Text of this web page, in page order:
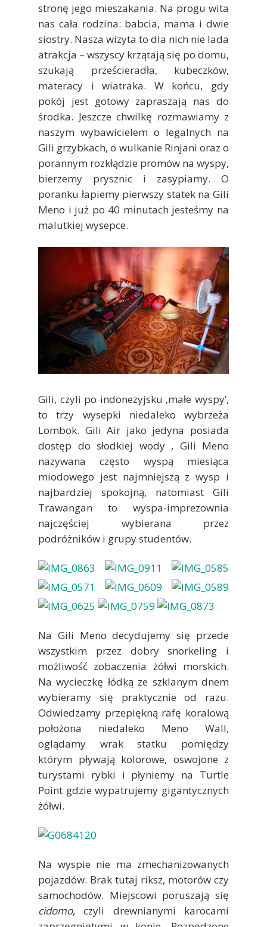
stronę jego mieszakania. Na progu wita
nas cała rodzina: babcia, mama i dwie
siostry. Nasza wizyta to dla nich nie lada
atrakcja – wszyscy krzątają się po domu,
szukają prześcieradła, kubeczków,
materacy i wiatraka. W końcu, gdy
pokój jest gotowy zapraszają nas do
środka. Jeszcze chwilkę rozmawiamy z
naszym wybawicielem o legalnych na
Gili grzybkach, o wulkanie Rinjani oraz o
porannym rozkłądzie promów na wyspy,
bierzemy prysznic i zasypiamy. O
poranku łapiemy pierwszy statek na Gili
Meno i już po 40 minutach jesteśmy na
malutkiej wysepce.
Gili, czyli po indonezyjsku ‚małe wyspy’,
to trzy wysepki niedaleko wybrzeża
Lombok. Gili Air jako jedyna posiada
dostęp do słodkiej wody , Gili Meno
nazywana często wyspą miesiąca
miodowego jest najmniejszą z wysp i
najbardziej spokojną, natomiast Gili
Trawangan to wyspa-imprezownia
najczęściej wybierana przez
podróżników i grupy studentów.
Na Gili Meno decydujemy się przede
wszystkim przez dobry snorkeling i
możliwość zobaczenia żółwi morskich.
Na wycieczkę łódką ze szklanym dnem
wybieramy się praktycznie od razu.
Odwiedzamy przepiękną rafę koralową
położona niedaleko Meno Wall,
oglądamy wrak statku pomiędzy
którym pływają kolorowe, oswojone z
turystami rybki i płyniemy na Turtle
Point gdzie wypatrujemy gigantycznych
żółwi.
Na wyspie nie ma zmechanizowanych
pojazdów. Brak tutaj riksz, motorów czy
samochodów. Miejscowi poruszają się
cidomo, czyli drewnianymi karocami